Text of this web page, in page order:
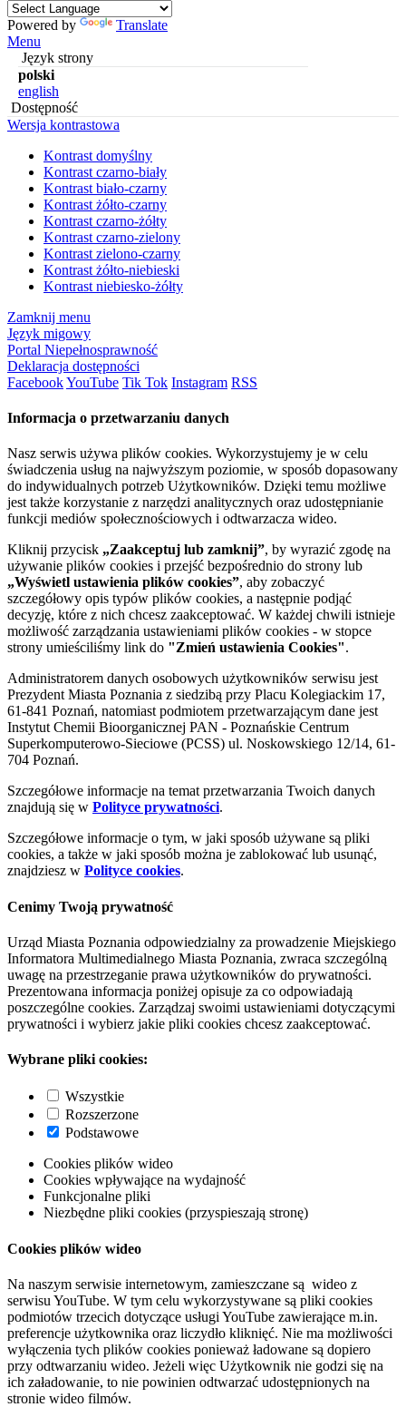
Powered by
Translate
Menu
Język strony
polski
english
Dostępność
Wersja kontrastowa
Kontrast domyślny
Kontrast czarno-biały
Kontrast biało-czarny
Kontrast żółto-czarny
Kontrast czarno-żółty
Kontrast czarno-zielony
Kontrast zielono-czarny
Kontrast żółto-niebieski
Kontrast niebiesko-żółty
Zamknij menu
Język migowy
Portal Niepełnosprawność
Deklaracja dostępności
FacebookYouTube Tik Tok Instagram RSS
Informacja o przetwarzaniu danych
Nasz serwis używa plików cookies. Wykorzystujemy je w celu
świadczenia usług na najwyższym poziomie, w sposób dopasowany
do indywidualnych potrzeb Użytkowników. Dzięki temu możliwe
jest także korzystanie z narzędzi analitycznych oraz udostępnianie
funkcji mediów społecznościowych i odtwarzacza wideo.
Kliknij przycisk „Zaakceptuj lub zamknij”, by wyrazić zgodę na
używanie plików cookies i przejść bezpośrednio do strony lub
„Wyświetl ustawienia plików cookies”, aby zobaczyć
szczegółowy opis typów plików cookies, a następnie podjąć
decyzję, które z nich chcesz zaakceptować. W każdej chwili istnieje
możliwość zarządzania ustawieniami plików cookies - w stopce
strony umieściliśmy link do "Zmień ustawienia Cookies".
Administratorem danych osobowych użytkowników serwisu jest
Prezydent Miasta Poznania z siedzibą przy Placu Kolegiackim 17,
61-841 Poznań, natomiast podmiotem przetwarzającym dane jest
Instytut Chemii Bioorganicznej PAN - Poznańskie Centrum
Superkomputerowo-Sieciowe (PCSS) ul. Noskowskiego 12/14, 61-
704 Poznań.
Szczegółowe informacje na temat przetwarzania Twoich danych
znajdują się w Polityce prywatności.
Szczegółowe informacje o tym, w jaki sposób używane są pliki
cookies, a także w jaki sposób można je zablokować lub usunąć,
znajdziesz w Polityce cookies.
Cenimy Twoją prywatność
Urząd Miasta Poznania odpowiedzialny za prowadzenie Miejskiego
Informatora Multimedialnego Miasta Poznania, zwraca szczególną
uwagę na przestrzeganie prawa użytkowników do prywatności.
Prezentowana informacja poniżej opisuje za co odpowiadają
poszczególne cookies. Zarządzaj swoimi ustawieniami dotyczącymi
prywatności i wybierz jakie pliki cookies chcesz zaakceptować.
Wybrane pliki cookies:
Wszystkie
Rozszerzone
Podstawowe
Cookies plików wideo
Cookies wpływające na wydajność
Funkcjonalne pliki
Niezbędne pliki cookies (przyspieszają stronę)
Cookies plików wideo
Na naszym serwisie internetowym, zamieszczane są wideo z
serwisu YouTube. W tym celu wykorzystywane są pliki cookies
podmiotów trzecich dotyczące usługi YouTube zawierające m.in.
preferencje użytkownika oraz liczydło kliknięć. Nie ma możliwości
wyłączenia tych plików cookies ponieważ ładowane są dopiero
przy odtwarzaniu wideo. Jeżeli więc Użytkownik nie godzi się na
ich załadowanie, to nie powinien odtwarzać udostępnionych na
stronie wideo filmów.